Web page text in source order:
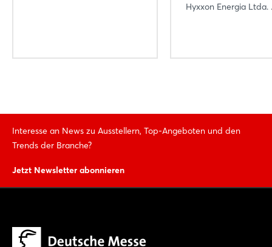
Hyxxon Energia Ltda.
Interesse an News zu Ausstellern, Top-Angeboten und den
Trends der Branche?
Jetzt Newsletter abonnieren